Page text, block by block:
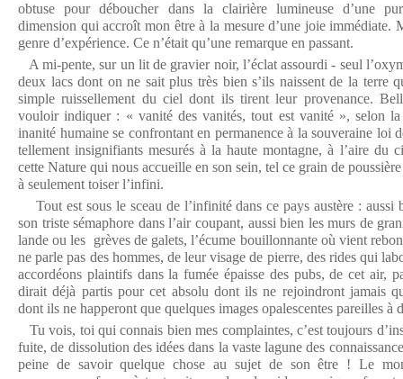
obtuse pour déboucher dans la clairière lumineuse d’une
dimension qui accroît mon être à la mesure d’une joie immédiate.
genre d’expérience. Ce n’était qu’une remarque en passant.
A mi-pente, sur un lit de gravier noir, l’éclat assourdi - seul
deux lacs dont on ne sait plus très bien s’ils naissent de la terre
simple ruissellement du ciel dont ils tirent leur provenance.
vouloir indiquer : « vanité des vanités, tout est vanité », selon la
inanité humaine se confrontant en permanence à la souveraine loi
tellement insignifiants mesurés à la haute montagne, à l’aire du
cette Nature qui nous accueille en son sein, tel ce grain de
à seulement toiser l’infini.
Tout est sous le sceau de l’infinité dans ce pays austère : aussi
son triste sémaphore dans l’air coupant, aussi bien les murs de
lande ou les grèves de galets, l’écume bouillonnante où vient
ne parle pas des hommes, de leur visage de pierre, des rides qui
accordéons plaintifs dans la fumée épaisse des pubs, de cet air,
dirait déjà partis pour cet absolu dont ils ne rejoindront jamais
dont ils ne happeront que quelques images opalescentes pareilles à
Tu vois, toi qui connais bien mes complaintes, c’est toujours
fuite, de dissolution des idées dans la vaste lagune des
peine de savoir quelque chose au sujet de son être ! Le